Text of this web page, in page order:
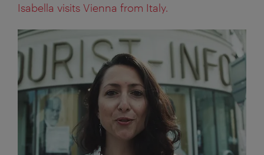
Isabella visits Vienna from Italy.